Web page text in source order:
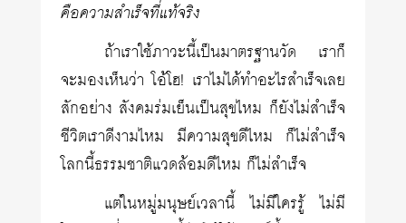
คือความสำเร็จที่แท้จริง
ถ้าเราใช้ภาวะนี้เป็นมาตรฐานวัด เราก็
จะมองเห็นว่า โอ้โฮ! เราไม่ได้ทำอะไรสำเร็จเลย
สักอย่าง สังคมร่มเย็นเป็นสุขไหม ก็ยังไม่สำเร็จ
ชีวิตเราดีงามไหม มีความสุขดีไหม ก็ไม่สำเร็จ
โลกนี้ธรรมชาติแวดล้อมดีไหม ก็ไม่สำเร็จ
แต่ในหมู่มนุษย์เวลานี้ ไม่มีใครรู้ ไม่มี